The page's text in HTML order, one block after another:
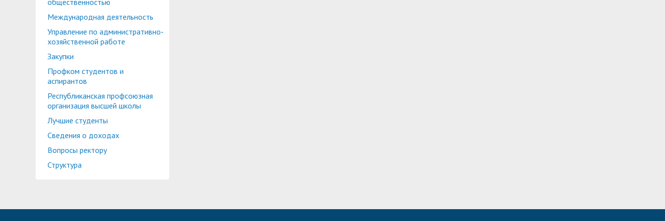
общественностью
Международная деятельность
Управление по административно-
хозяйственной работе
Закупки
Профком студентов и
аспирантов
Республиканская профсоюзная
организация высшей школы
Лучшие студенты
Сведения о доходах
Вопросы ректору
Структура